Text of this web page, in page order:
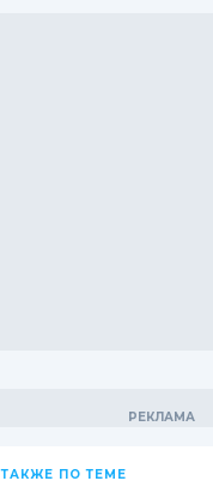
ТАКЖЕ ПО ТЕМЕ